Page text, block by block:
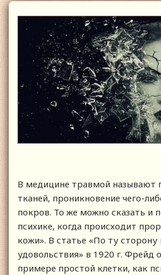
В медицине травмой называют
тканей, проникновение чего-
покров. То же можно сказать и
психике, когда происходит
кожи». В статье «По ту сторону
удовольствия» в 1920 г. Фрейд
примере простой клетки, как